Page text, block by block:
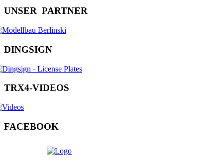
UNSER PARTNER
DINGSIGN
TRX4-VIDEOS
FACEBOOK